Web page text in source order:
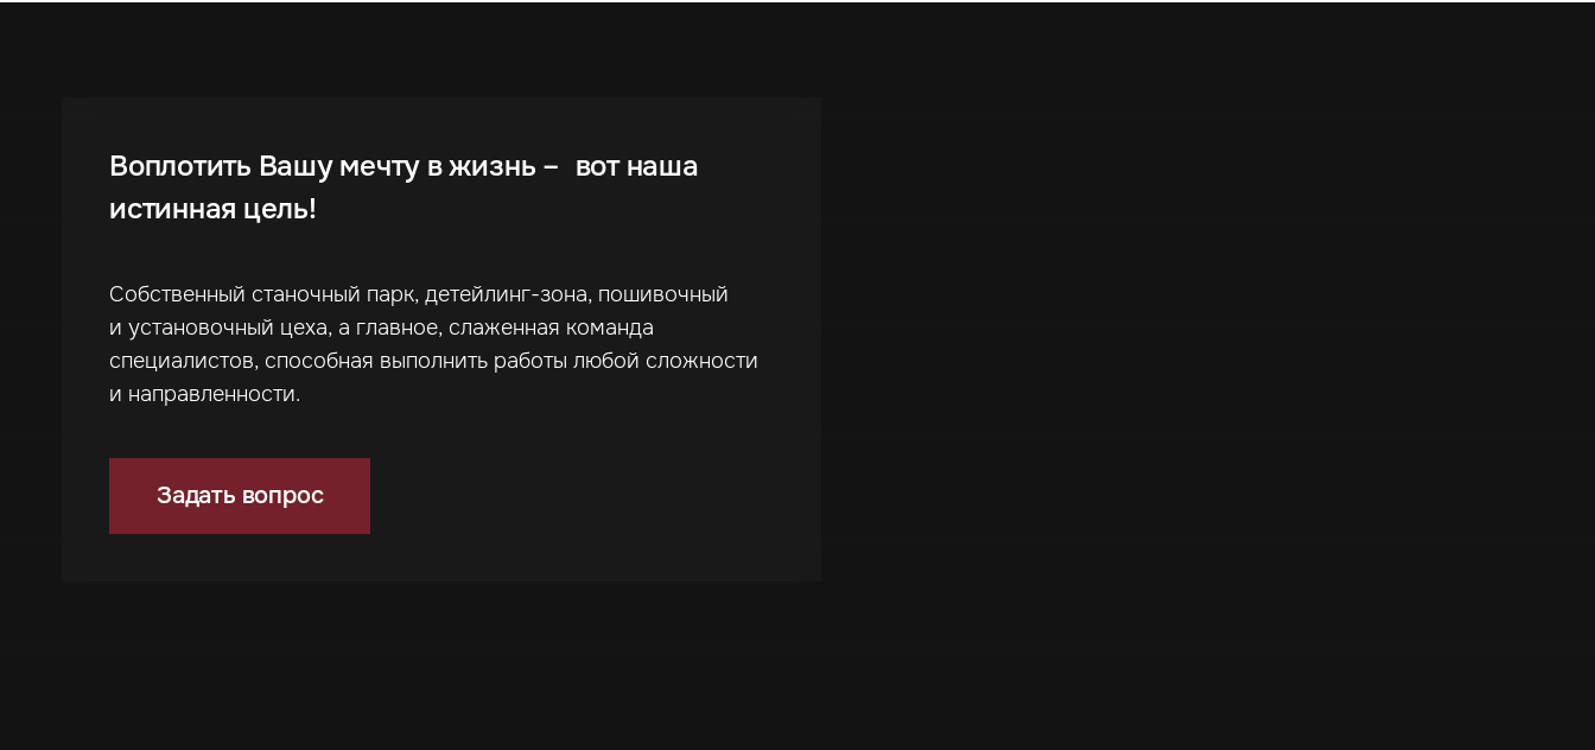
Воплотить Вашу мечту в жизнь – вот наша
истинная цель!
Собственный станочный парк, детейлинг-зона, пошивочный
и установочный цеха, а главное, слаженная команда
специалистов, способная выполнить работы любой сложности
и направленности.
Задать вопрос